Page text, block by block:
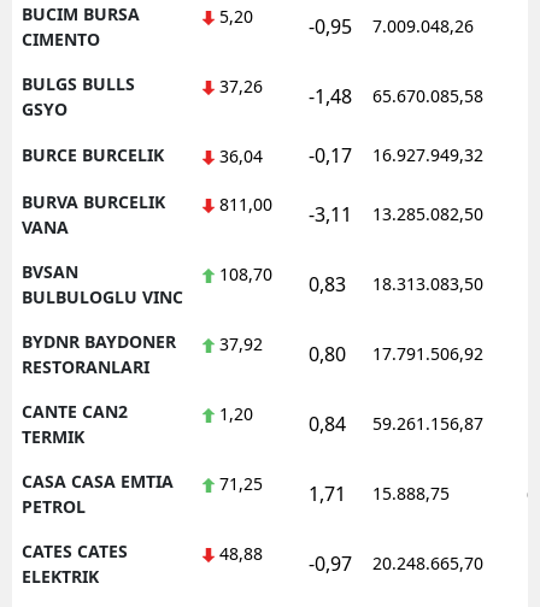
BUCIM BURSA
CIMENTO
5,20 -0,95 7.009.048,26
BULGS BULLS
GSYO
37,26 -1,48 65.670.085,58
BURCE BURCELIK 36,04 -0,17 16.927.949,32
BURVA BURCELIK
VANA
811,00 -3,11 13.285.082,50
BVSAN
BULBULOGLU VINC
108,70 0,83 18.313.083,50
BYDNR BAYDONER
RESTORANLARI
37,92 0,80 17.791.506,92
CANTE CAN2
TERMIK
1,20 0,84 59.261.156,87
CASA CASA EMTIA
PETROL
71,25 1,71 15.888,75
CATES CATES
ELEKTRIK
48,88 -0,97 20.248.665,70